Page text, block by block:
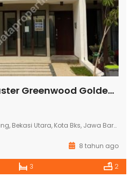
Dijual Rumah Cluster Greenwood Golden City Bekasi
Utara, Kota Bks, Jawa Barat, Indonesia
8 tahun ago
3 2